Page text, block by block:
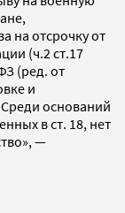
на отсрочку от
(ч.2 ст.17
(ред. от
и
оснований
в ст. 18, нет
—